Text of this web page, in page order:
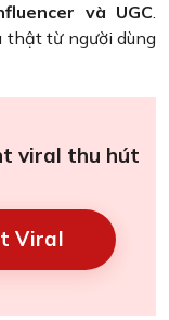
và UGC.
thật từ người dùng
viral thu hút
Viral